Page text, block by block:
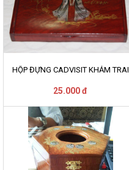
HỘP ĐỰNG CADVISIT KHẢM TRAI
25.000 đ